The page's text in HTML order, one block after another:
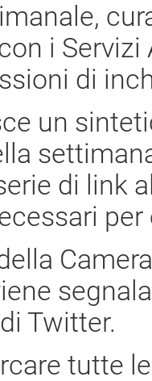
i
di
un
di link
di Twitter.
tutte